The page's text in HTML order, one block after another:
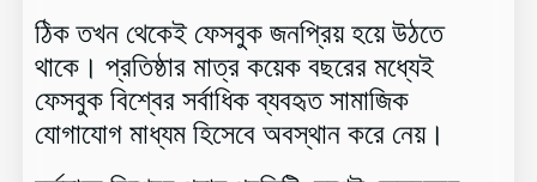
ঠিক তখন থেকেই ফেসবুক জনপ্রিয় হয়ে উঠতে
থাকে। প্রতিষ্ঠার মাত্র কয়েক বছরের মধ্যেই
ফেসবুক বিশ্বের সর্বাধিক ব্যবহৃত সামাজিক
যোগাযোগ মাধ্যম হিসেবে অবস্থান করে নেয়।